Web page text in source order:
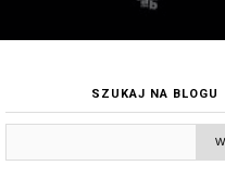
SZUKAJ NA BLOGU